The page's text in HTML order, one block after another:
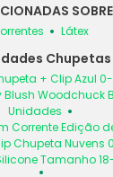
Látex
Chupetas
+ Clip Azul
Blush Woodchuck
Unidades
Corrente Edição
Chupeta Nuvens
Tamanho